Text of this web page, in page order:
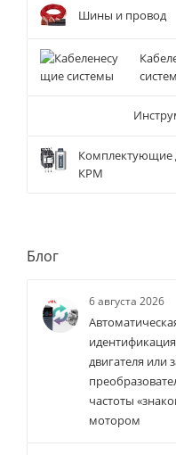
Шины и провод
Комплектующие
КРМ
Блог
6 августа 2026
идентификация
двигателя или
частоты
мотором